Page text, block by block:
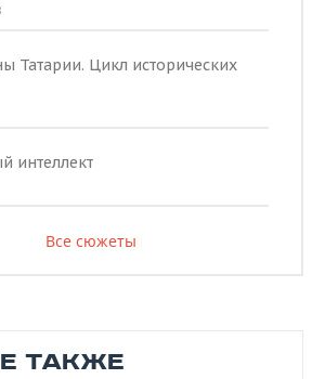
Татарии. Цикл исторических
интеллект
Все сюжеты
ТАКЖЕ